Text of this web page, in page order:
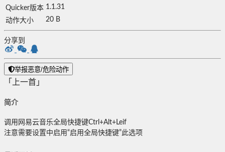
Quicker版本 1.1.31
动作大小
20 B
分享到
举报恶意/危险动作
「上一首」
简介
调用网易云音乐全局快捷键Ctrl+Alt+Leif
注意需要设置中启用“启用全局快捷键”此选项